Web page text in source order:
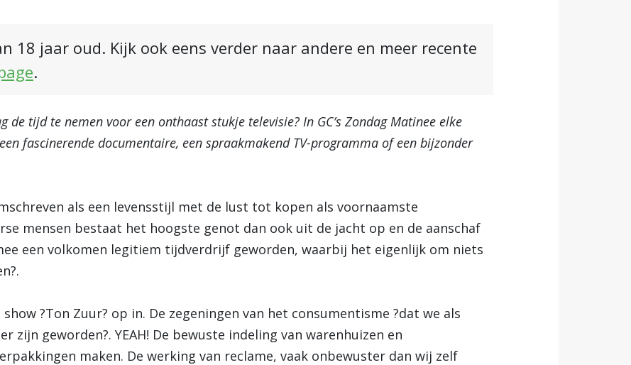
18 jaar oud. Kijk ook eens verder naar andere en meer recente
.
de tijd te nemen voor een onthaast stukje televisie? In GC’s Zondag Matinee elke
fascinerende documentaire, een spraakmakend TV-programma of een bijzonder
als een levensstijl met de lust tot kopen als voornaamste
mensen bestaat het hoogste genot dan ook uit de jacht op en de aanschaf
een volkomen legitiem tijdverdrijf geworden, waarbij het eigenlijk om niets
?Ton Zuur? op in. De zegeningen van het consumentisme ?dat we als
zijn geworden?. YEAH! De bewuste indeling van warenhuizen en
maken. De werking van reclame, vaak onbewuster dan wij zelf